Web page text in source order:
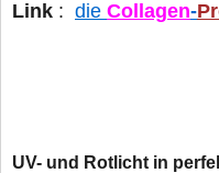
Link : die Collagen-
UV- und Rotlicht in